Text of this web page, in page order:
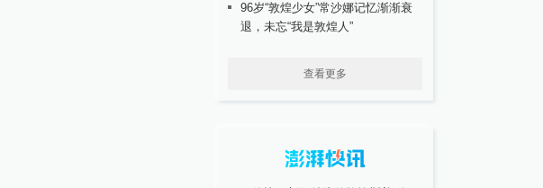
96岁“敦煌少女”常沙娜记忆渐渐衰
退，未忘“我是敦煌人”
查看更多